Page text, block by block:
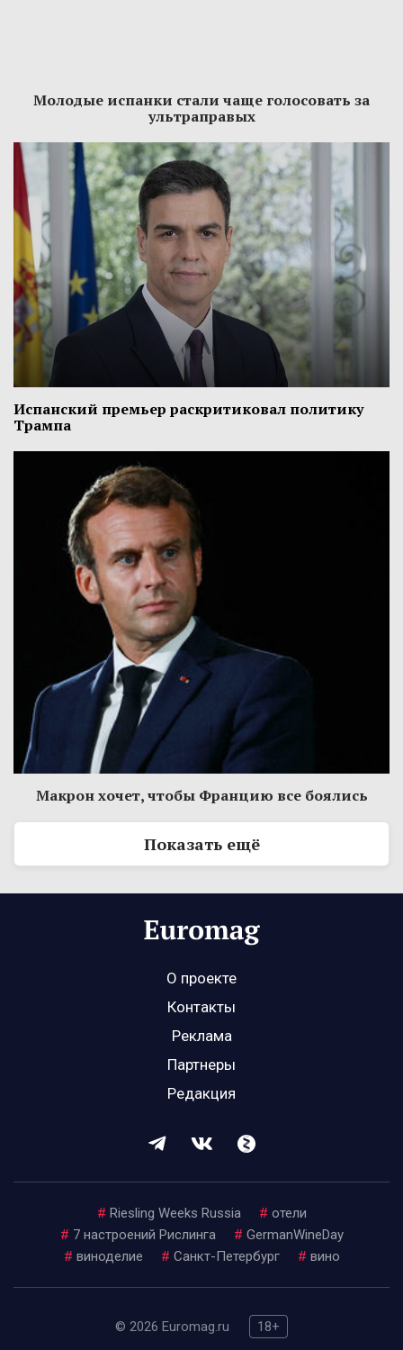
Молодые испанки стали чаще голосовать за
ультраправых
Испанский премьер раскритиковал политику
Трампа
Макрон хочет, чтобы Францию все боялись
Показать ещё
О проекте
Контакты
Реклама
Партнеры
Редакция
# Riesling Weeks Russia # отели
# 7 настроений Рислинга # GermanWineDay
# виноделие # Санкт-Петербург # вино
© 2026 Euromag.ru
18+